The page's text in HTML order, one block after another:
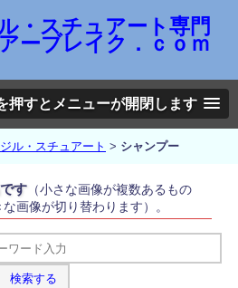
・スチュアート専門
ーブレイク．ｃｏｍ
す （小さな画像が複数あるもの
画像が切り替わります）。
ジル・スチュアート > シャンプー
押すとメニューが開閉します